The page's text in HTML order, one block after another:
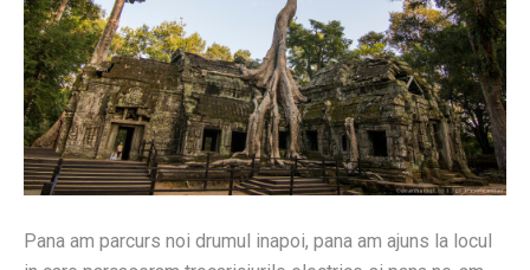
Pana am parcurs noi drumul inapoi, pana am ajuns la locul